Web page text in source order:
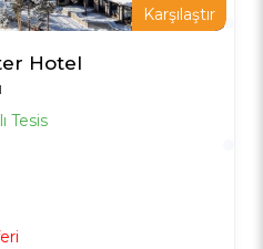
Karşılaştır
Hotel
Tesis